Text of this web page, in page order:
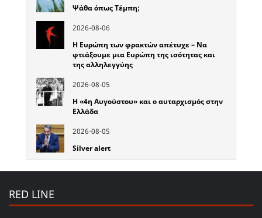
Ψάθα όπως Τέμπη;
2026-08-06
Η Ευρώπη των φρακτών απέτυχε – Να
φτιάξουμε μια Ευρώπη της ισότητας και
της αλληλεγγύης
2026-08-05
Η «4η Αυγούστου» και ο αυταρχισμός στην
Ελλάδα
2026-08-05
Silver alert
RED LINE